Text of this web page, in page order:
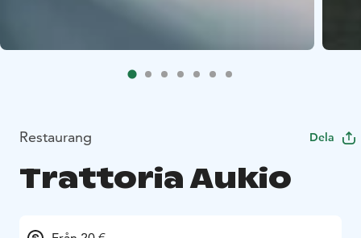
Restaurang Dela
Trattoria Aukio